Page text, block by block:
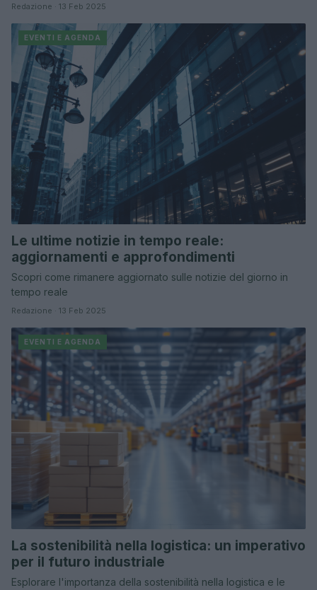
Redazione · 13 Feb 2025
EVENTI E AGENDA
Le ultime notizie in tempo reale:
aggiornamenti e approfondimenti
Scopri come rimanere aggiornato sulle notizie del giorno in
tempo reale
Redazione · 13 Feb 2025
EVENTI E AGENDA
La sostenibilità nella logistica: un imperativo
per il futuro industriale
Esplorare l'importanza della sostenibilità nella logistica e le